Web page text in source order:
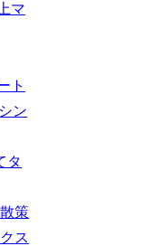
マ
ト
ン
タ
策
ス